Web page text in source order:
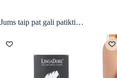
Jums taip pat gali patikti…